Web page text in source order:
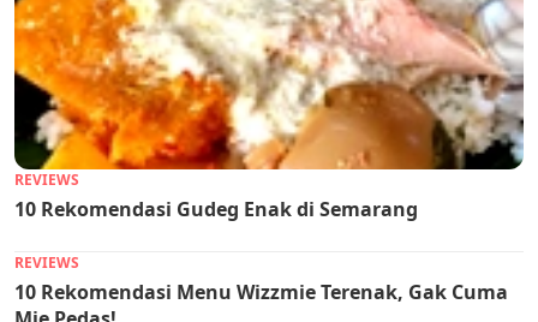
REVIEWS
10 Rekomendasi Gudeg Enak di Semarang
REVIEWS
10 Rekomendasi Menu Wizzmie Terenak, Gak Cuma